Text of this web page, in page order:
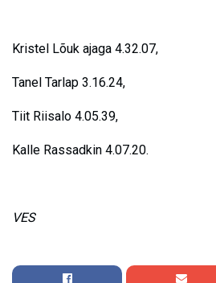
Kristel Lõuk ajaga 4.32.07,
Tanel Tarlap 3.16.24,
Tiit Riisalo 4.05.39,
Kalle Rassadkin 4.07.20.
VES